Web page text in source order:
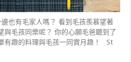
也有毛家人嗎？ 看到毛孩羨慕望著
與毛孩同樂呢？ 你的心願毛爸聽到了
有趣的料理與毛孩一同賞月趣！ St